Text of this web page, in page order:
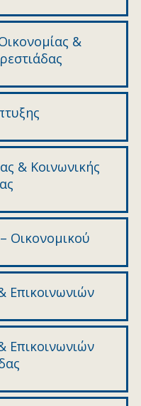
&
& Κοινωνικής
Οικονομικού